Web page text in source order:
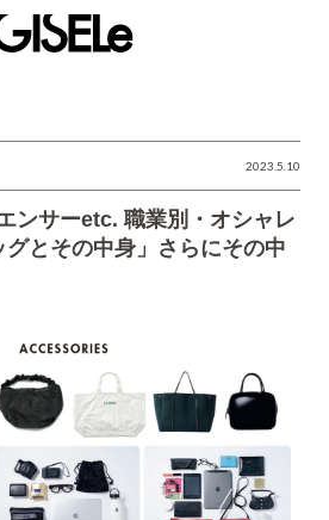
2023.5.10
ンサーetc. 職業別・オシャレ
とその中身」さらにその中